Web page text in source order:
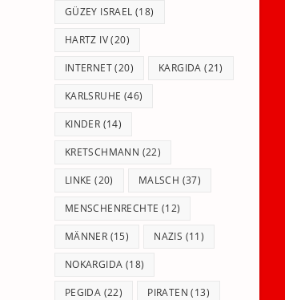
GÜZEY ISRAEL (18)
HARTZ IV(20)
INTERNET(20) KARGIDA (21)
KARLSRUHE (46)
KINDER (14)
KRETSCHMANN (22)
LINKE (20) MALSCH (37)
MENSCHENRECHTE (12)
MÄNNER (15) NAZIS (11)
NOKARGIDA (18)
PEGIDA (22) PIRATEN (13)